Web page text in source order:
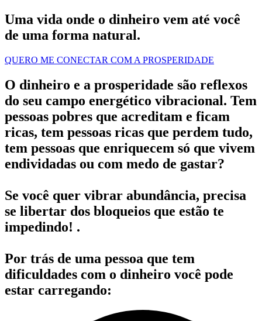
Uma vida onde o dinheiro vem até você
de uma forma natural.
QUERO ME CONECTAR COM A PROSPERIDADE
O dinheiro e a prosperidade são reflexos
do seu campo energético vibracional. Tem
pessoas pobres que acreditam e ficam
ricas, tem pessoas ricas que perdem tudo,
tem pessoas que enriquecem só que vivem
endividadas ou com medo de gastar?
Se você quer vibrar abundância, precisa
se libertar dos bloqueios que estão te
impedindo! .
Por trás de uma pessoa que tem
dificuldades com o dinheiro você pode
estar carregando: